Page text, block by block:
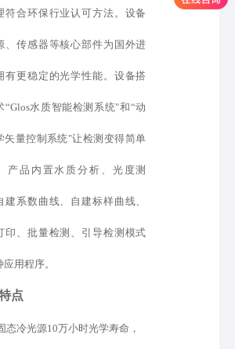
符合环保行业认可方法。设备
、传感器等核心部件为国外进
有更稳定的光学性能。设备搭
“Glos水质智能检测系统"和 “动
矢量控制系统"让检测变得简单
产品内置水质分析、光度测
建 系数 曲线、 自建标样曲线、
印、批量检测、引导检测模式
应用程序。
点
态冷光源10万小时光学寿命，